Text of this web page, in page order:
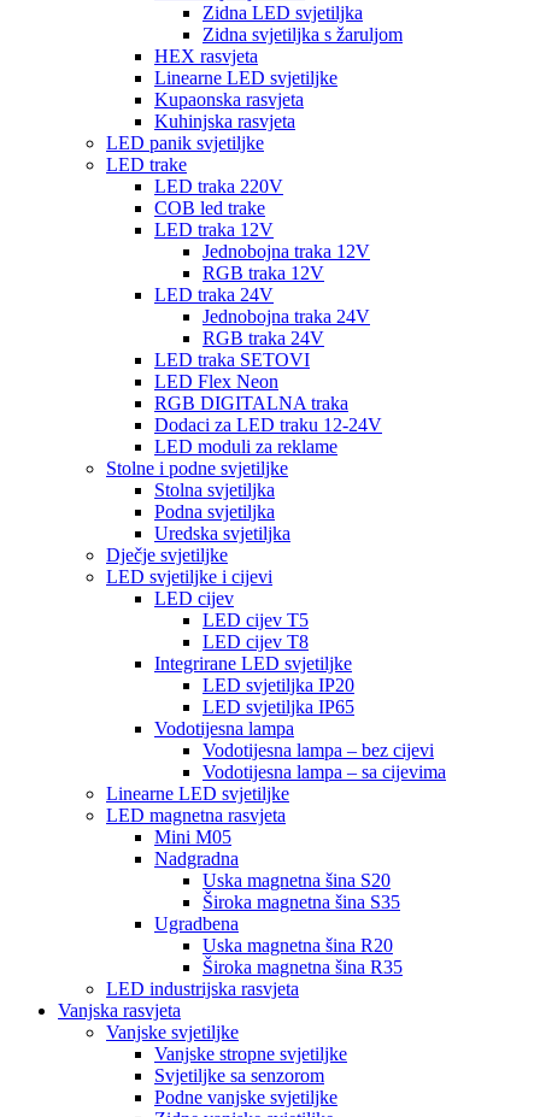
Zidna LED svjetiljka
Zidna svjetiljka s žaruljom
HEX rasvjeta
Linearne LED svjetiljke
Kupaonska rasvjeta
Kuhinjska rasvjeta
LED panik svjetiljke
LED trake
LED traka 220V
COB led trake
LED traka 12V
Jednobojna traka 12V
RGB traka 12V
LED traka 24V
Jednobojna traka 24V
RGB traka 24V
LED traka SETOVI
LED Flex Neon
RGB DIGITALNA traka
Dodaci za LED traku 12-24V
LED moduli za reklame
Stolne i podne svjetiljke
Stolna svjetiljka
Podna svjetiljka
Uredska svjetiljka
Dječje svjetiljke
LED svjetiljke i cijevi
LED cijev
LED cijev T5
LED cijev T8
Integrirane LED svjetiljke
LED svjetiljka IP20
LED svjetiljka IP65
Vodotijesna lampa
Vodotijesna lampa – bez cijevi
Vodotijesna lampa – sa cijevima
Linearne LED svjetiljke
LED magnetna rasvjeta
Mini M05
Nadgradna
Uska magnetna šina S20
Široka magnetna šina S35
Ugradbena
Uska magnetna šina R20
Široka magnetna šina R35
LED industrijska rasvjeta
Vanjska rasvjeta
Vanjske svjetiljke
Vanjske stropne svjetiljke
Svjetiljke sa senzorom
Podne vanjske svjetiljke